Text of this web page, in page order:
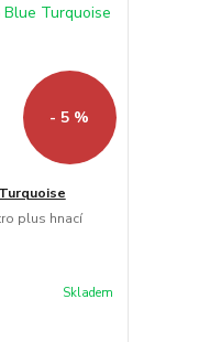
- 5 %
plus hnací
Skladem